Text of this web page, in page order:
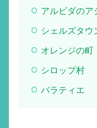
アルビダのア
シェルズタウ
オレンジの町
シロップ村
バラティエ